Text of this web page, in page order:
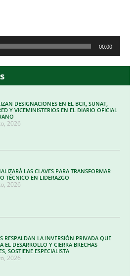
00:00
DESIGNACIONES EN EL BCR, SUNAT,
Y VICEMINISTERIOS EN EL DIARIO OFICIAL
2026
LAS CLAVES PARA TRANSFORMAR
TÉCNICO EN LIDERAZGO
2026
RESPALDAN LA INVERSIÓN PRIVADA QUE
EL DESARROLLO Y CIERRA BRECHAS
SOSTIENE ESPECIALISTA
2026